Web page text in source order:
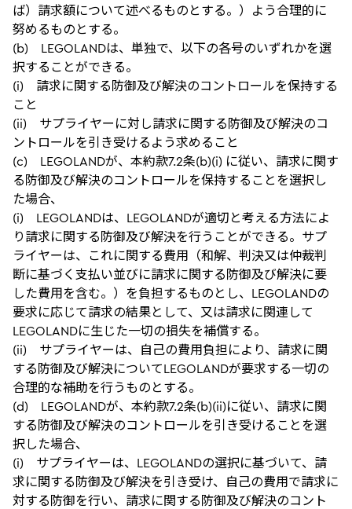
ば）請求額について述べるものとする。）よう合理的に
努めるものとする。
(b) LEGOLANDは、単独で、以下の各号のいずれかを選
択することができる。
(i) 請求に関する防御及び解決のコントロールを保持する
こと
(ii) サプライヤーに対し請求に関する防御及び解決のコ
ントロールを引き受けるよう求めること
(c) LEGOLANDが、本約款7.2条(b)(i) に従い、請求に関す
る防御及び解決のコントロールを保持することを選択し
た場合、
(i) LEGOLANDは、LEGOLANDが適切と考える方法によ
り請求に関する防御及び解決を行うことができる。サプ
ライヤーは、これに関する費用（和解、判決又は仲裁判
断に基づく支払い並びに請求に関する防御及び解決に要
した費用を含む。）を負担するものとし、LEGOLANDの
要求に応じて請求の結果として、又は請求に関連して
LEGOLANDに生じた一切の損失を補償する。
(ii) サプライヤーは、自己の費用負担により、請求に関
する防御及び解決についてLEGOLANDが要求する一切の
合理的な補助を行うものとする。
(d) LEGOLANDが、本約款7.2条(b)(ii)に従い、請求に関
する防御及び解決のコントロールを引き受けることを選
択した場合、
(i) サプライヤーは、LEGOLANDの選択に基づいて、請
求に関する防御及び解決を引き受け、自己の費用で請求に
対する防御を行い、請求に関する防御及び解決のコント